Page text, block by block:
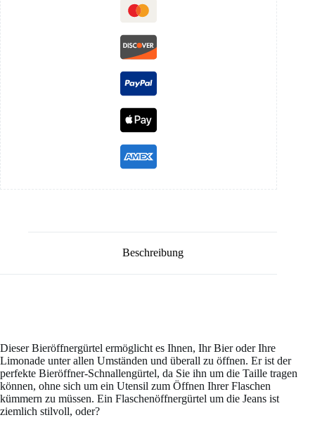
Beschreibung
Dieser Bieröffnergürtel ermöglicht es Ihnen, Ihr Bier oder Ihre
Limonade unter allen Umständen und überall zu öffnen. Er ist der
perfekte Bieröffner-Schnallengürtel, da Sie ihn um die Taille tragen
können, ohne sich um ein Utensil zum Öffnen Ihrer Flaschen
kümmern zu müssen. Ein Flaschenöffnergürtel um die Jeans ist
ziemlich stilvoll, oder?